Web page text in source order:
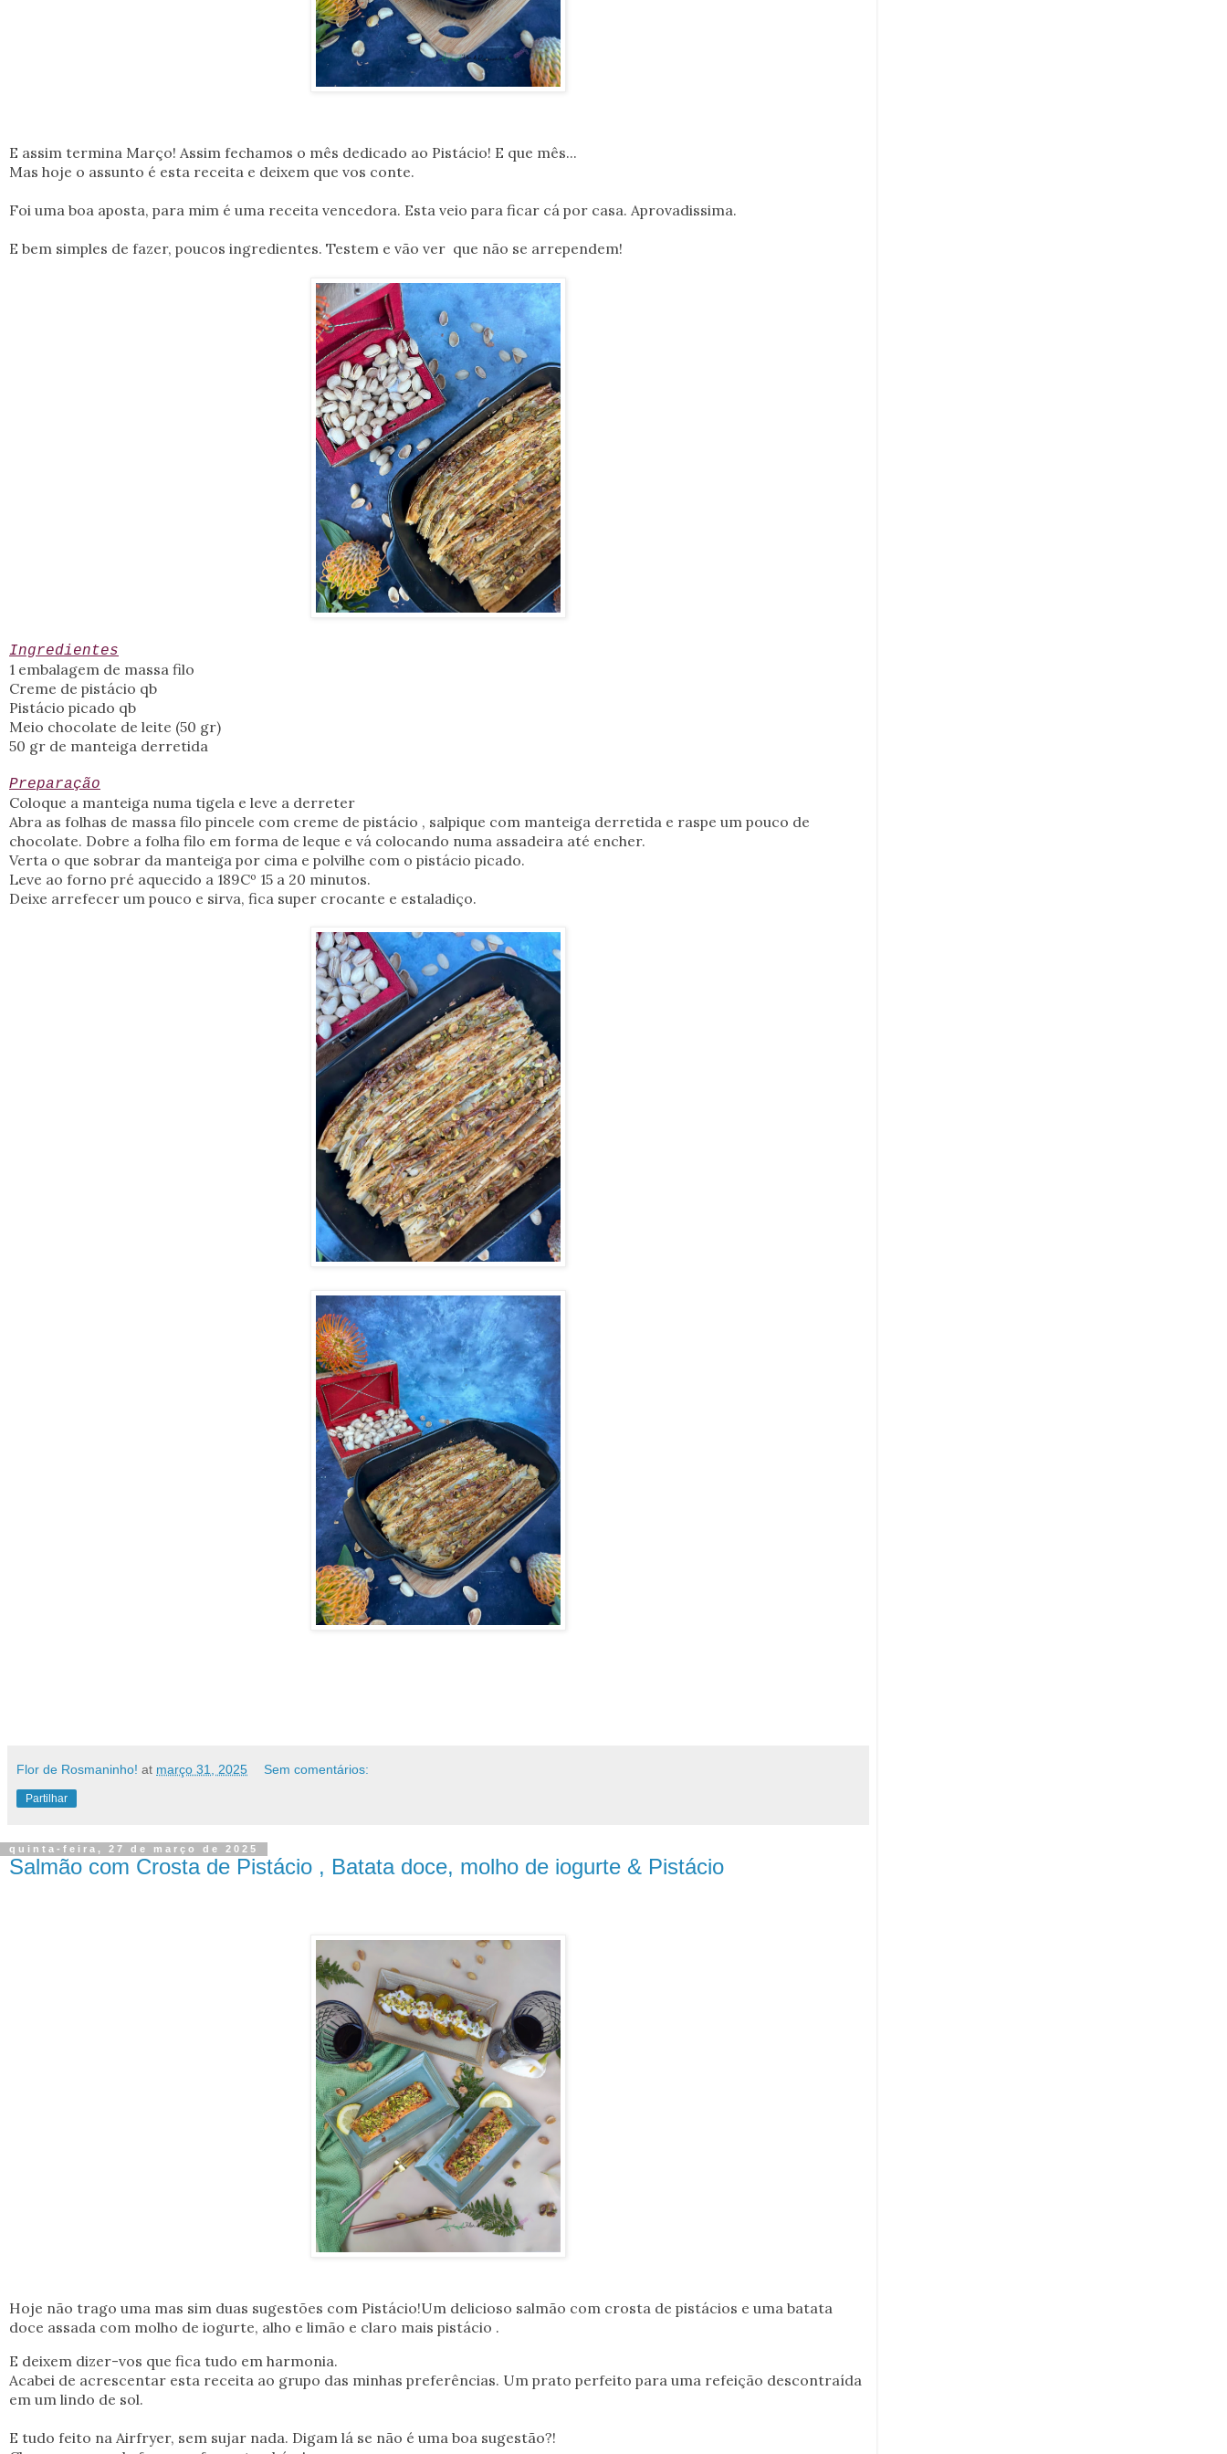
E assim termina Março! Assim fechamos o mês dedicado ao Pistácio! E que mês...
Mas hoje o assunto é esta receita e deixem que vos conte.
Foi uma boa aposta, para mim é uma receita vencedora. Esta veio para ficar cá por casa. Aprovadissima.
E bem simples de fazer, poucos ingredientes. Testem e vão ver que não se arrependem!
Ingredientes
1 embalagem de massa filo
Creme de pistácio qb
Pistácio picado qb
Meio chocolate de leite (50 gr)
50 gr de manteiga derretida
Preparação
Coloque a manteiga numa tigela e leve a derreter
Abra as folhas de massa filo pincele com creme de pistácio , salpique com manteiga derretida e raspe um pouco de
chocolate. Dobre a folha filo em forma de leque e vá colocando numa assadeira até encher.
Verta o que sobrar da manteiga por cima e polvilhe com o pistácio picado.
Leve ao forno pré aquecido a 189Cº 15 a 20 minutos.
Deixe arrefecer um pouco e sirva, fica super crocante e estaladiço.
Flor de Rosmaninho! at março 31, 2025 Sem comentários:
Partilhar
quinta-feira, 27 de março de 2025
Salmão com Crosta de Pistácio , Batata doce, molho de iogurte & Pistácio
Hoje não trago uma mas sim duas sugestões com Pistácio!Um delicioso salmão com crosta de pistácios e uma batata
doce assada com molho de iogurte, alho e limão e claro mais pistácio .
E deixem dizer-vos que fica tudo em harmonia.
Acabei de acrescentar esta receita ao grupo das minhas preferências. Um prato perfeito para uma refeição descontraída
em um lindo de sol.
E tudo feito na Airfryer, sem sujar nada. Digam lá se não é uma boa sugestão?!